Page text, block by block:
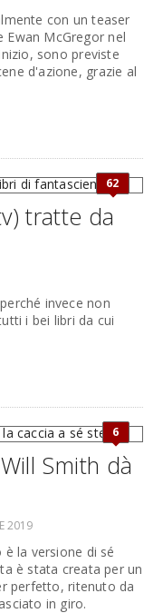
con un teaser
Ewan McGregor nel
sono previste
d'azione, grazie al
62
tratte da
invece non
i bei libri da cui
6
Smith dà
2019
la versione di sé
è stata creata per un
perfetto, ritenuto da
in giro.